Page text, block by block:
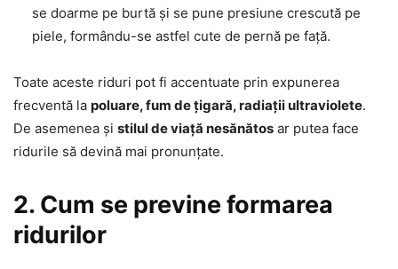
se doarme pe burtă și se pune presiune crescută pe
piele, formându-se astfel cute de pernă pe față.
Toate aceste riduri pot fi accentuate prin expunerea
frecventă la poluare, fum de țigară, radiații ultraviolete.
De asemenea și stilul de viață nesănătos ar putea face
ridurile să devină mai pronunțate.
2. Cum se previne formarea
ridurilor